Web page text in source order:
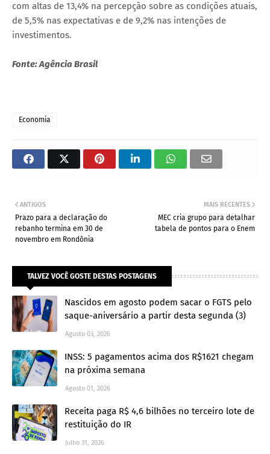
com altas de 13,4% na percepção sobre as condições atuais,
de 5,5% nas expectativas e de 9,2% nas intenções de
investimentos.
Fonte: Agência Brasil
Economia
MAIS RECENTES
MEC cria grupo para detalhar
tabela de pontos para o Enem
ANTIGOS
Prazo para a declaração do
rebanho termina em 30 de
novembro em Rondônia
TALVEZ VOCÊ GOSTE DESTAS POSTAGENS
Nascidos em agosto podem sacar o FGTS pelo
saque-aniversário a partir desta segunda (3)
Agosto 03, 2026
INSS: 5 pagamentos acima dos R$1621 chegam
na próxima semana
Agosto 01, 2026
Receita paga R$ 4,6 bilhões no terceiro lote de
restituição do IR
Julho 31, 2026